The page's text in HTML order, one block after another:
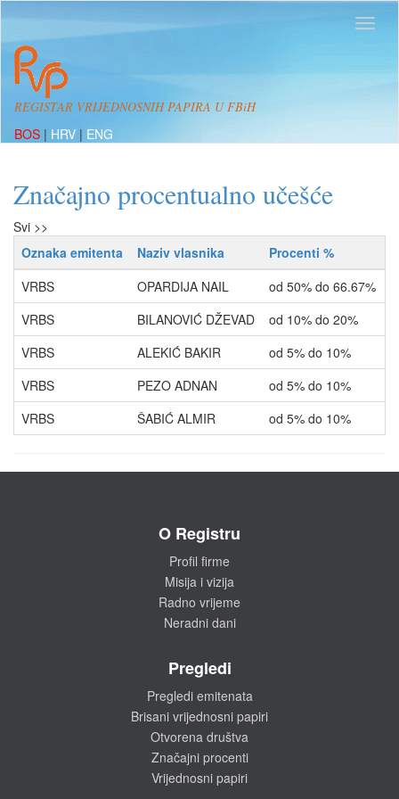
REGISTAR VRIJEDNOSNIH PAPIRA U FBiH
BOS | HRV | ENG
Značajno procentualno učešće
Svi >>
Oznaka emitenta
Naziv vlasnika Procenti %
VRBS
OPARDIJA NAIL od 50% do 66.67%
VRBS
BILANOVIĆ DŽEVAD od 10% do 20%
VRBS
ALEKIĆ BAKIR od 5% do 10%
VRBS
PEZO ADNAN od 5% do 10%
VRBS
ŠABIĆ ALMIR od 5% do 10%
O Registru
Profil firme
Misija i vizija
Radno vrijeme
Neradni dani
Pregledi
Pregledi emitenata
Brisani vrijednosni papiri
Otvorena društva
Značajni procenti
Vrijednosni papiri